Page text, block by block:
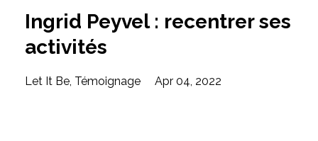
Ingrid Peyvel : recentrer ses
activités
Let It Be Témoignage Apr 04, 2022